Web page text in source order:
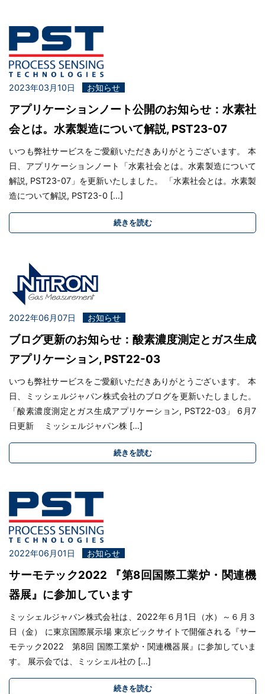
2023年03月10日 お知らせ
アプリケーションノート公開のお知らせ：水素社
会とは。水素製造について解説, PST23-07
いつも弊社サービスをご愛顧いただきありがとうございます。 本
日、アプリケーションノート「水素社会とは。水素製造について
解説, PST23-07」を更新いたしました。 「水素社会とは。水素製
造について解説, PST23-0 […]
続きを読む
2022年06月07日 お知らせ
ブログ更新のお知らせ：酸素濃度測定とガス生成
アプリケーション, PST22-03
いつも弊社サービスをご愛顧いただきありがとうございます。 本
日、ミッシェルジャパン株式会社のブログを更新いたしました。
「酸素濃度測定とガス生成アプリケーション, PST22-03」 6月7
日更新 ミッシェルジャパン株 […]
続きを読む
2022年06月01日 お知らせ
サーモテック2022 『第8回国際工業炉・関連機
器展』に参加しています
ミッシェルジャパン株式会社は、2022年６月1日（水）～６月３
日（金） に東京国際展示場 東京ビックサイトで開催される『サー
モテック2022 第8回 国際工業炉・関連機器展』に参加していま
す。 展示会では、ミッシェル社の […]
続きを読む